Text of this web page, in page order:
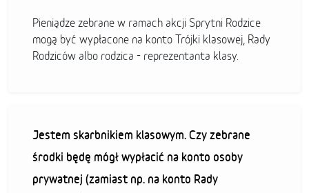
Pieniądze zebrane w ramach akcji Sprytni Rodzice
mogą być wypłacone na konto Trójki klasowej, Rady
Rodziców albo rodzica - reprezentanta klasy.
Jestem skarbnikiem klasowym. Czy zebrane
środki będę mógł wypłacić na konto osoby
prywatnej (zamiast np. na konto Rady